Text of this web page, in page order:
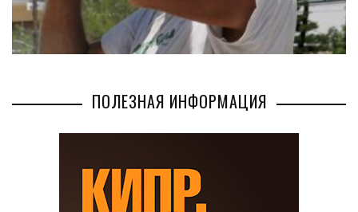
ПОЛЕЗНАЯ ИНФОРМАЦИЯ